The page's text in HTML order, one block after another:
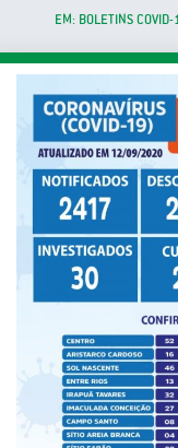
EM: BOLETINS